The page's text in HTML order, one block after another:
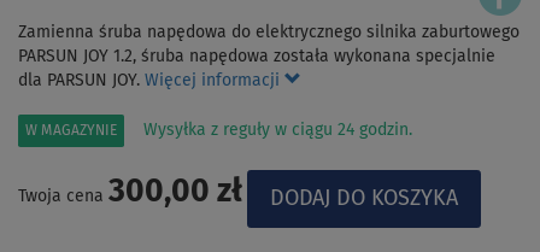
Zamienna śruba napędowa do elektrycznego silnika zaburtowego
PARSUN JOY 1.2, śruba napędowa została wykonana specjalnie
dla PARSUN JOY. Więcej informacji
W MAGAZYNIE Wysyłka z reguły w ciągu 24 godzin.
Twoja cena 300,00 zł